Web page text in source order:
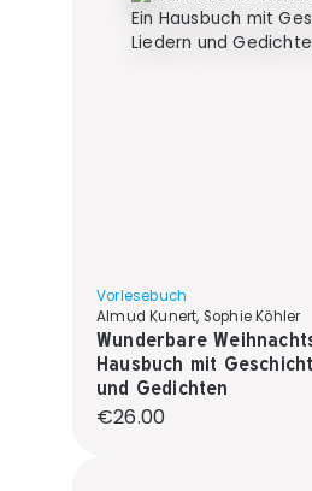
Vorlesebuch
Almud Kunert, Sophie Köhler
Wunderbare
Hausbuch mit
und Gedichten
Regular price:
€26.00